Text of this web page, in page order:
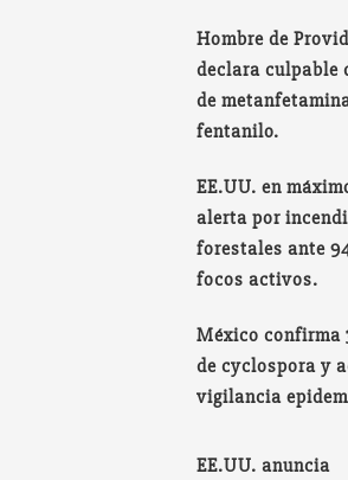
Hombre de
declara culpable
de
fentanilo.
EE.UU. en
alerta por
forestales ante
focos activos.
México confirma
de cyclospora y
vigilancia
EE.UU. anuncia